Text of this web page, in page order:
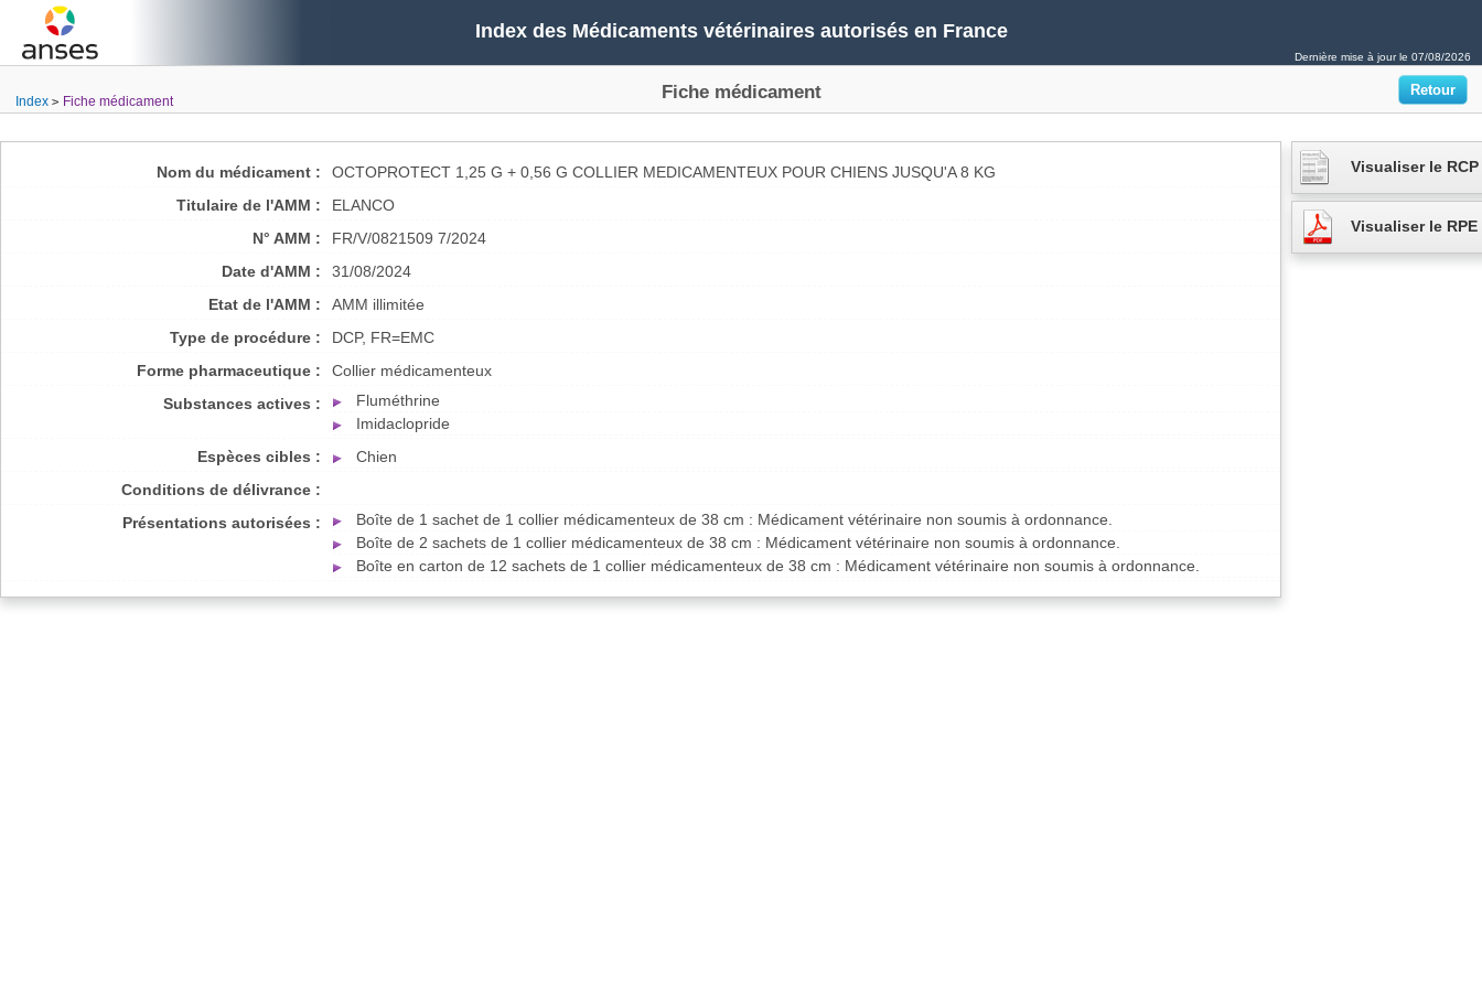
Index des Médicaments vétérinaires autorisés en France
Dernière mise à jour le 07/08/2026
Index Fiche médicament Fiche médicament
Nom du médicament :
OCTOPROTECT 1,25 G + 0,56 G COLLIER MEDICAMENTEUX POUR CHIENS JUSQU'A 8 KG
Titulaire de l'AMM :
ELANCO
N° AMM :
FR/V/0821509 7/2024
Date d'AMM :
31/08/2024
Etat de l'AMM :
AMM illimitée
Type de procédure :
DCP, FR=EMC
Forme pharmaceutique :
Collier médicamenteux
Substances actives :
Fluméthrine
Imidaclopride
Espèces cibles :
Chien
Conditions de délivrance :
Présentations autorisées :
Boîte de 1 sachet de 1 collier médicamenteux de 38 cm : Médicament vétérinaire non soumis à ordonnance.
Boîte de 2 sachets de 1 collier médicamenteux de 38 cm : Médicament vétérinaire non soumis à ordonnance.
Boîte en carton de 12 sachets de 1 collier médicamenteux de 38 cm : Médicament vétérinaire non soumis à ordonnance.
Visualiser le RCP
Visualiser le RPE